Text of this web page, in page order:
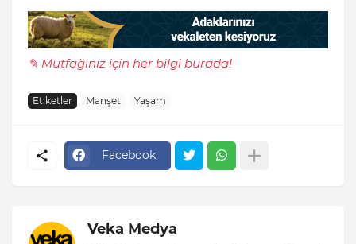
✎ Mutfağınız için her bilgi burada!
Etiketler Manşet Yaşam
Facebook
Veka Medya